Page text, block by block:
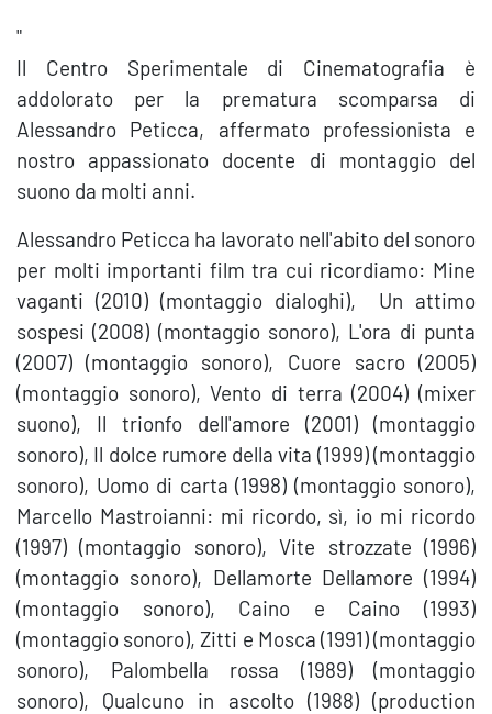
"
Il Centro Sperimentale di Cinematografia è
addolorato per la prematura scomparsa di
Alessandro Peticca, affermato professionista e
nostro appassionato docente di montaggio del
suono da molti anni.
Alessandro Peticca ha lavorato nell'abito del sonoro
per molti importanti film tra cui ricordiamo: Mine
vaganti (2010) (montaggio dialoghi), Un attimo
sospesi (2008) (montaggio sonoro), L'ora di punta
(2007) (montaggio sonoro), Cuore sacro (2005)
(montaggio sonoro), Vento di terra (2004) (mixer
suono), Il trionfo dell'amore (2001) (montaggio
sonoro), Il dolce rumore della vita (1999) (montaggio
sonoro), Uomo di carta (1998) (montaggio sonoro),
Marcello Mastroianni: mi ricordo, sì, io mi ricordo
(1997) (montaggio sonoro), Vite strozzate (1996)
(montaggio sonoro), Dellamorte Dellamore (1994)
(montaggio sonoro), Caino e Caino (1993)
(montaggio sonoro), Zitti e Mosca (1991) (montaggio
sonoro), Palombella rossa (1989) (montaggio
sonoro), Qualcuno in ascolto (1988) (production